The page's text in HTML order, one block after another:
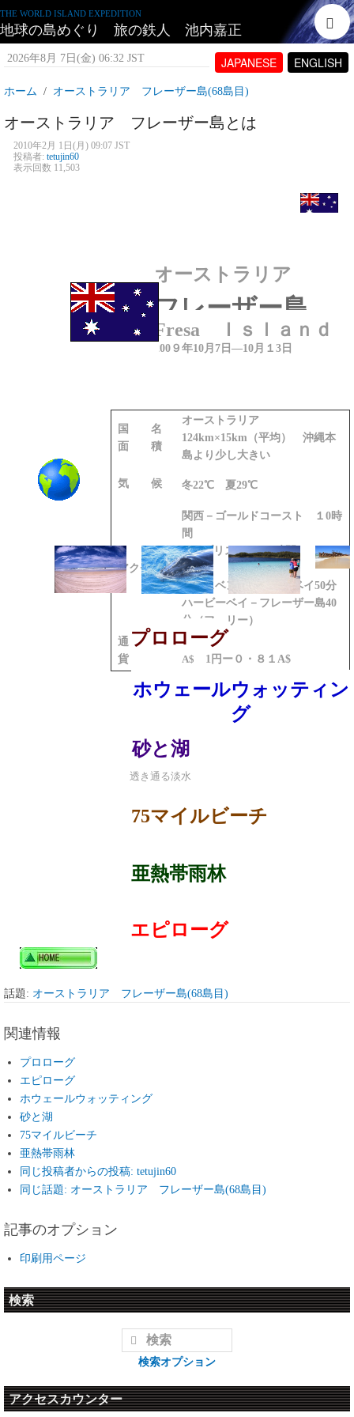
THE WORLD ISLAND EXPEDITION
地球の島めぐり 旅の鉄人 池内嘉正
JAPANESE ENGLISH
2026年8月 7日(金) 06:32 JST
ホーム オーストラリア フレーザー島(68島目)
オーストラリア フレーザー島とは
2010年2月 1日(月) 09:07 JST
投稿者: tetujin60
表示回数 11,503
オーストラリア
プロローグ
エピローグ
ホウェールウォッティン
グ
200 ９年10月 7 日―10月１3日
国 名
面 積
オーストラリア
124km×15km（平均） 沖縄本
島より少し大きい
気 候 冬22℃ 夏29℃
アクセス
関西－ゴールドコースト １0時
間
GC-ブリスベン 1時間
（車）
ブリスベンーハービーベイ50分
ハービーベイ－フレーザー島40
分（フェリー）
通
貨
A$ 1円ー０・８１A$
砂と湖
透き通る淡水
75マイルビーチ
亜熱帯雨林
Fresa Ｉｓｌａｎｄ
フレーザー島
話題: オーストラリア フレーザー島(68島目)
関連情報
プロローグ
エピローグ
ホウェールウォッティング
砂と湖
75マイルビーチ
亜熱帯雨林
同じ投稿者からの投稿: tetujin60
同じ話題: オーストラリア フレーザー島(68島目)
記事のオプション
印刷用ページ
検索
検索オプション
アクセスカウンター